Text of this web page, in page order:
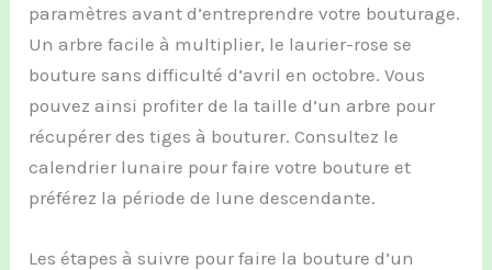
paramètres avant d’entreprendre votre bouturage.
Un arbre facile à multiplier, le laurier-rose se
bouture sans difficulté d’avril en octobre. Vous
pouvez ainsi profiter de la taille d’un arbre pour
récupérer des tiges à bouturer. Consultez le
calendrier lunaire pour faire votre bouture et
préférez la période de lune descendante.
Les étapes à suivre pour faire la bouture d’un